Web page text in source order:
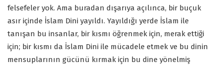
felsefeler yok. Ama buradan dışarıya açılınca, bir buçuk
asır içinde İslam Dini yayıldı. Yayıldığı yerde İslam ile
tanışan bu insanlar, bir kısmı öğrenmek için, merak ettiği
için; bir kısmı da İslam Dini ile mücadele etmek ve bu dinin
mensuplarının gücünü kırmak için bu dine yönelmiş